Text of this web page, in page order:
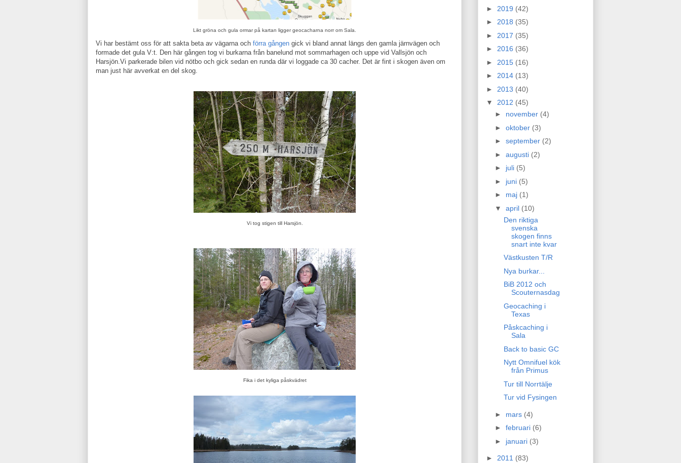
Likt gröna och gula ormar på kartan ligger geocacharna norr om Sala.
Vi har bestämt oss för att sakta beta av vägarna och förra gången gick vi bland annat längs den gamla järnvägen och
formade det gula V:t. Den här gången tog vi burkarna från banelund mot sommarhagen och uppe vid Vallsjön och
Harsjön.Vi parkerade bilen vid nötbo och gick sedan en runda där vi loggade ca 30 cacher. Det är fint i skogen även om
man just här avverkat en del skog.
Vi tog stigen till Harsjön.
Fika i det kyliga påskvädret
► 2019 (42)
► 2018 (35)
► 2017 (35)
► 2016 (36)
► 2015 (16)
► 2014 (13)
► 2013 (40)
▼ 2012 (45)
► november (4)
► oktober (3)
► september (2)
► augusti (2)
► juli (5)
► juni (5)
► maj (1)
▼ april (10)
Den riktiga
svenska
skogen finns
snart inte kvar
Västkusten T/R
Nya burkar...
BiB 2012 och
Scouternasdag
Geocaching i
Texas
Påskcaching i
Sala
Back to basic GC
Nytt Omnifuel kök
från Primus
Tur till Norrtälje
Tur vid Fysingen
► mars (4)
► februari (6)
► januari (3)
► 2011 (83)